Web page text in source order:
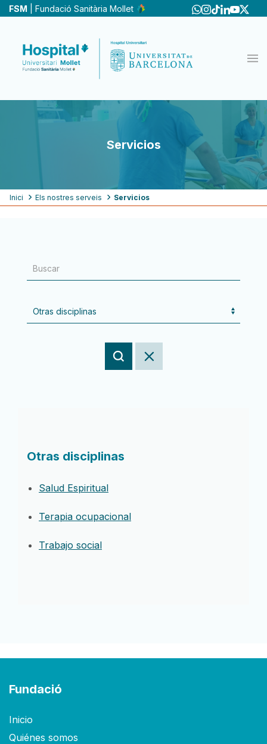
Pasar
principal
FSM | Fundació Sanitària Mollet
Servicios
Ruta
Inici Els nostres serveis Servicios
Otras disciplinas
Salud Espiritual
Terapia ocupacional
Trabajo social
Fundació
Inicio
Quiénes somos